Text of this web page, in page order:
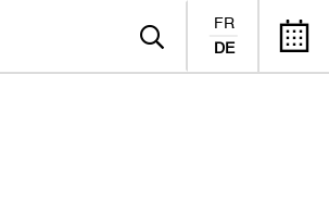
FR
DE